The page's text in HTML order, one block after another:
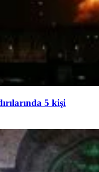
5 kişi